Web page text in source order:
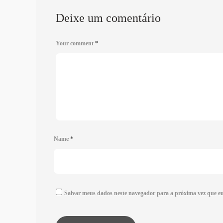
Deixe um comentário
Your comment *
Name *
Salvar meus dados neste navegador para a próxima vez que